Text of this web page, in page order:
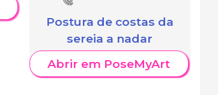
Postura de costas da
sereia a nadar
Abrir em PoseMyArt